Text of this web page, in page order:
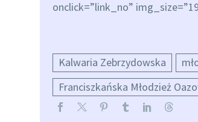
onclick=”link_no”
Kalwaria Zebrzydowska
Franciszkańska Młodzież